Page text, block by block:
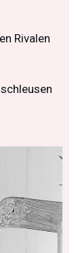
Rivalen